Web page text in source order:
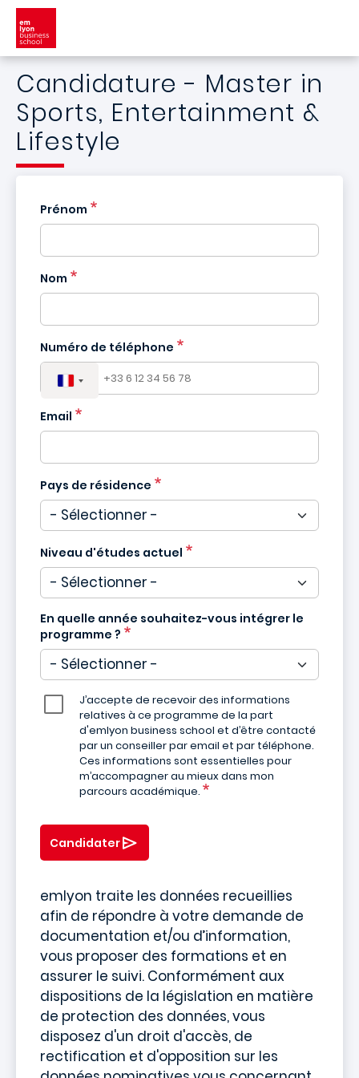
Aller au contenu principal
Candidature - Master in
Sports, Entertainment &
Lifestyle
Prénom
Nom
Numéro de téléphone
France
Email
Pays de résidence
Niveau d'études actuel
En quelle année souhaitez-vous intégrer le
programme ?
J’accepte de recevoir des informations
relatives à ce programme de la part
d'emlyon business school et d’être contacté
par un conseiller par email et par téléphone.
Ces informations sont essentielles pour
m’accompagner au mieux dans mon
parcours académique.
Candidater
emlyon traite les données recueillies
afin de répondre à votre demande de
documentation et/ou d’information,
vous proposer des formations et en
assurer le suivi. Conformément aux
dispositions de la législation en matière
de protection des données, vous
disposez d'un droit d'accès, de
rectification et d'opposition sur les